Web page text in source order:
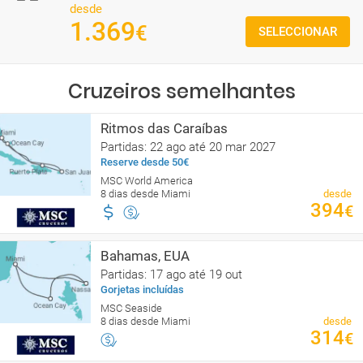
desde
1.369€ SELECCIONAR
Cruzeiros semelhantes
Ritmos das Caraíbas
Partidas: 22 ago até 20 mar 2027
Reserve desde 50€
MSC World America
8 dias desde Miami
desde
394€
Bahamas, EUA
Partidas: 17 ago até 19 out
Gorjetas incluídas
MSC Seaside
8 dias desde Miami
desde
314€